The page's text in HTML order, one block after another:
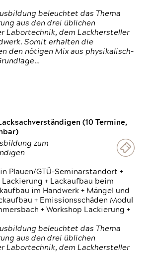
beleuchtet das Thema
aus den drei üblichen
Labortechnik, dem Lackhersteller
Somit erhalten die
den nötigen Mix aus physikalisch-
(10 Termine,
zum
Plauen/GTÜ-Seminarstandort +
+ Lackaufbau beim
im Handwerk + Mängel und
+ Emissionsschäden Modul
+ Workshop Lackierung +
beleuchtet das Thema
aus den drei üblichen
Labortechnik, dem Lackhersteller